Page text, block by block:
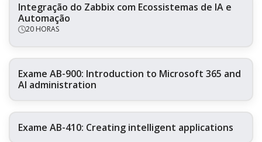
Integração do Zabbix com Ecossistemas de IA e
Automação
20 HORAS
Exame AB-900: Introduction to Microsoft 365 and
AI administration
Exame AB-410: Creating intelligent applications